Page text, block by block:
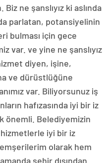
Biz ne şanslıyız ki aslında
parlatan, potansiyelinin
bulması için gece
var. ve yine ne şanslıyız
diyen, işine,
ve dürüstlüğüne
var. Biliyorsunuz iş
hafızasında iyi bir iz
önemli. Belediyemizin
hizmetlerle iyi bir iz
olarak hem
şehir dışından